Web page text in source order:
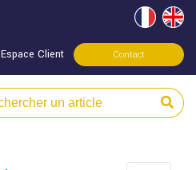
Espace Client Contact